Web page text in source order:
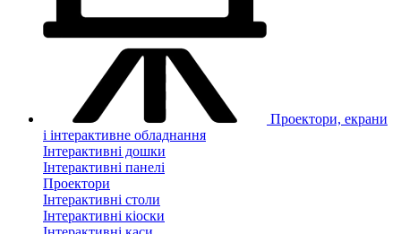
Проектори, екрани
і інтерактивне обладнання
Інтерактивні дошки
Інтерактивні панелі
Проектори
Інтерактивні столи
Інтерактивні кіоски